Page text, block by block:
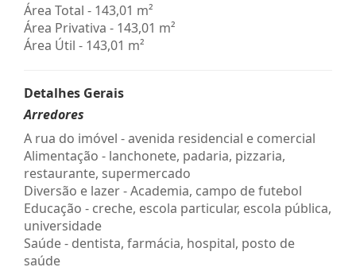
Área Total - 143,01 m²
Área Privativa - 143,01 m²
Área Útil - 143,01 m²
Detalhes Gerais
Arredores
A rua do imóvel - avenida residencial e comercial
Alimentação - lanchonete, padaria, pizzaria,
restaurante, supermercado
Diversão e lazer - Academia, campo de futebol
Educação - creche, escola particular, escola pública,
universidade
Saúde - dentista, farmácia, hospital, posto de
saúde